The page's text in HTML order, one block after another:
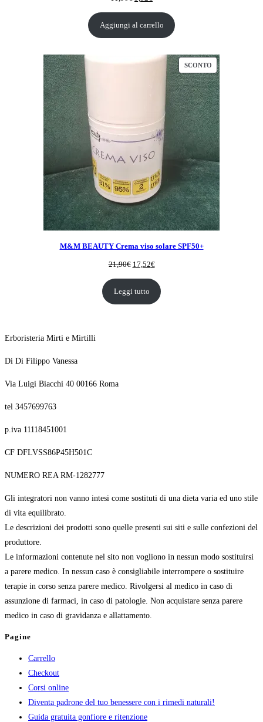
prezzo
originale
era:
prezzo
attuale
è:
Aggiungi al carrello
SCONTOPRODOTTO
IN
OFFERTA
M&M BEAUTY Crema viso solare SPF50+
21,90€ Il
prezzo
originale
era:
17,52€Il
attuale
è:
Leggi tutto
Erboristeria Mirti e Mirtilli
Di Di Filippo Vanessa
Via Luigi Biacchi 40 00166 Roma
tel 3457699763
p.iva 11118451001
CF DFLVSS86P45H501C
NUMERO REA RM-1282777
Gli integratori non vanno intesi come sostituti di una dieta varia ed uno stile
di vita equilibrato.
Le descrizioni dei prodotti sono quelle presenti sui siti e sulle confezioni del
produttore.
Le informazioni contenute nel sito non vogliono in nessun modo sostituirsi
a parere medico. In nessun caso è consigliabile interrompere o sostituire
terapie in corso senza parere medico. Rivolgersi al medico in caso di
assunzione di farmaci, in caso di patologie. Non acquistare senza parere
medico in caso di gravidanza e allattamento.
Pagine
Carrello
Checkout
Corsi online
Diventa padrone del tuo benessere con i rimedi naturali!
Guida gratuita gonfiore e ritenzione